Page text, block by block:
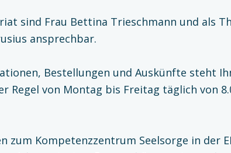
sind Frau Bettina Trieschmann und als
ansprechbar.
Bestellungen und Auskünfte steht
Regel von Montag bis Freitag täglich von
zum Kompetenzzentrum Seelsorge in der